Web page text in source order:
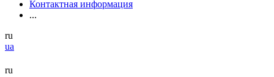
Контактная информация
...
ru
ua
ru